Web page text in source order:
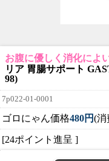
お腹に優しく消化によ
リア 胃腸サポート
98)
7p022-01-0001
ゴロにゃん価格480円(消
[24ポイント進呈 ]